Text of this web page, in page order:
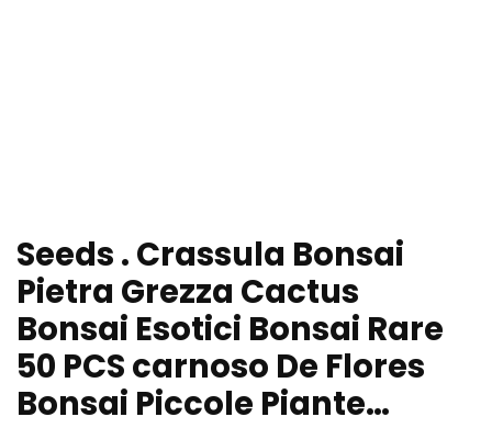
Seeds . Crassula Bonsai
Pietra Grezza Cactus
Bonsai Esotici Bonsai Rare
50 PCS carnoso De Flores
Bonsai Piccole Piante…